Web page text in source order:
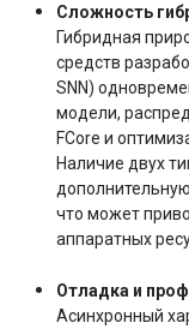
Сложность
Гибридная
средств
SNN)
модели,
FCore и
Наличие двух
что может
аппаратных
Отладка и
Асинхронный